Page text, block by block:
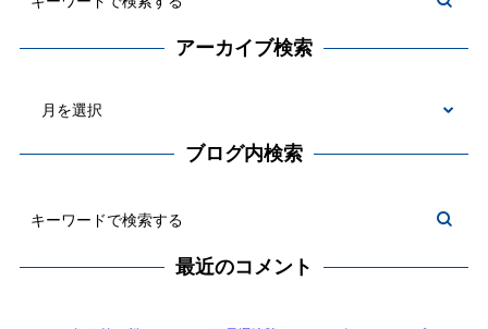
アーカイブ検索
ブログ内検索
最近のコメント